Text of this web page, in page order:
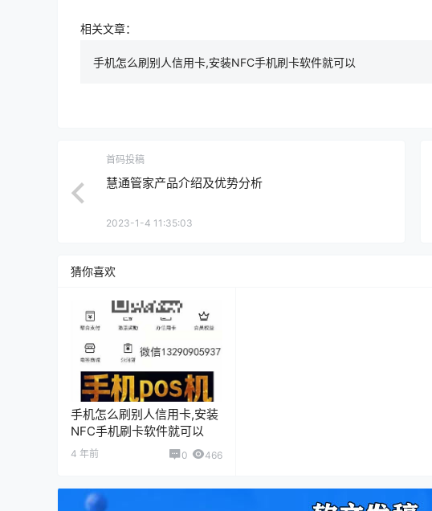
相关文章：
手机怎么刷别人信用卡,安装NFC手机刷卡软件就可以
首码投稿
慧通管家产品介绍及优势分析
2023-1-4 11:35:03
猜你喜欢
手机怎么刷别人信用卡,安装
NFC手机刷卡软件就可以
4 年前 0 466